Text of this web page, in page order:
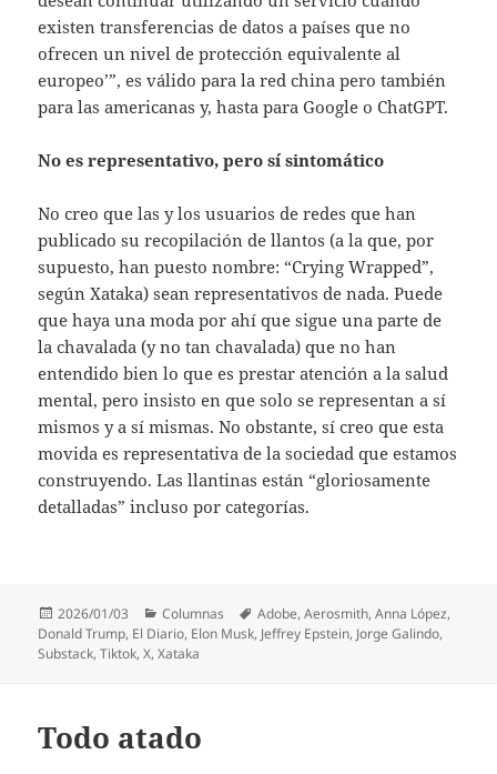
existen transferencias de datos a países que no
ofrecen un nivel de protección equivalente al
europeo’”, es válido para la red china pero también
para las americanas y, hasta para Google o ChatGPT.
No es representativo, pero sí sintomático
No creo que las y los usuarios de redes que han
publicado su recopilación de llantos (a la que, por
supuesto, han puesto nombre: “Crying Wrapped”,
según Xataka) sean representativos de nada. Puede
que haya una moda por ahí que sigue una parte de
la chavalada (y no tan chavalada) que no han
entendido bien lo que es prestar atención a la salud
mental, pero insisto en que solo se representan a sí
mismos y a sí mismas. No obstante, sí creo que esta
movida es representativa de la sociedad que estamos
construyendo. Las llantinas están “gloriosamente
detalladas” incluso por categorías.
Publicado
el
2026/01/03 Categorías
Columnas Etiquetas
Adobe,Aerosmith,Anna López,
Donald Trump, El Diario, Elon Musk, Jeffrey Epstein, Jorge Galindo,
Substack,Tiktok,X,Xataka
Todo atado